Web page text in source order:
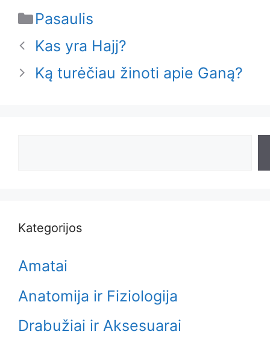
Categories
Pasaulis
Kas yra Hajj?
Ką turėčiau žinoti apie Ganą?
Kategorijos
Amatai
Anatomija ir Fiziologija
Drabužiai ir Aksesuarai